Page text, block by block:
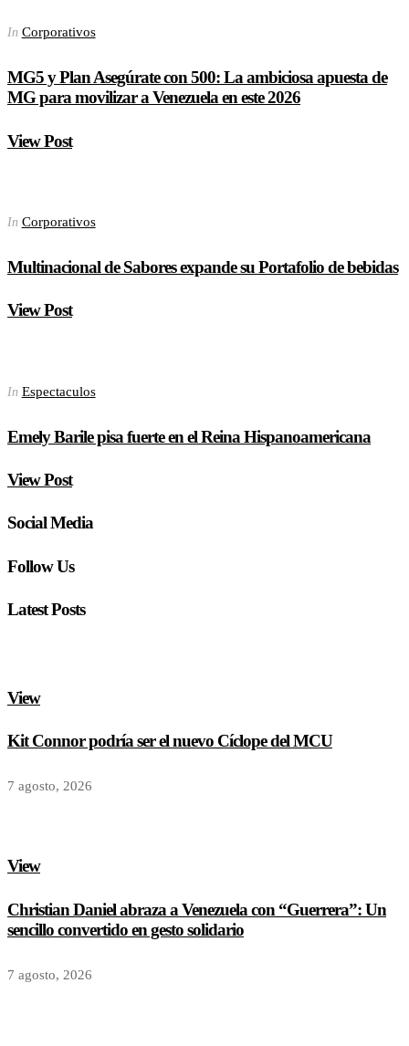
In Corporativos
MG5 y Plan Asegúrate con 500: La ambiciosa apuesta de
MG para movilizar a Venezuela en este 2026
View Post
In Corporativos
Multinacional de Sabores expande su Portafolio de bebidas
View Post
In Espectaculos
Emely Barile pisa fuerte en el Reina Hispanoamericana
View Post
Social Media
Follow Us
Latest Posts
View
Kit Connor podría ser el nuevo Cíclope del MCU
7 agosto, 2026
View
Christian Daniel abraza a Venezuela con “Guerrera”: Un
sencillo convertido en gesto solidario
7 agosto, 2026